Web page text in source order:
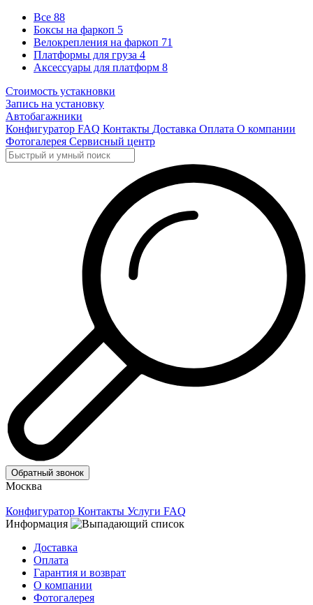
Все 88
Боксы на фаркоп 5
Велокрепления на фаркоп 71
Платформы для груза 4
Аксессуары для платформ 8
Стоимость устакновки
Запись на установку
Автобагажники
Конфигуратор FAQ Контакты Доставка Оплата О компании
Фотогалерея Сервисный центр
Обратный звонок
Москва
Конфигуратор Контакты Услуги FAQ
Информация
Доставка
Оплата
Гарантия и возврат
О компании
Фотогалерея